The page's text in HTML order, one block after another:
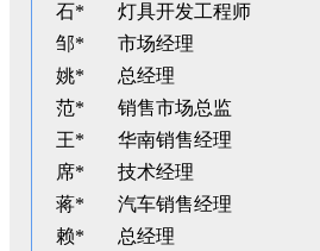
石*
灯具开发工程师
邹*
市场经理
姚*
总经理
范*
销售市场总监
王*
华南销售经理
席*
技术经理
蒋*
汽车销售经理
赖*
总经理